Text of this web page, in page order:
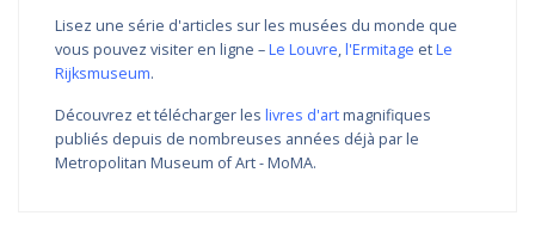
Lisez une série d'articles sur les musées du monde que
vous pouvez visiter en ligne –Le Louvre,l'Ermitage etLe
Rijksmuseum.
Découvrez et télécharger les livres d'artmagnifiques
publiés depuis de nombreuses années déjà par le
Metropolitan Museum of Art - MoMA.